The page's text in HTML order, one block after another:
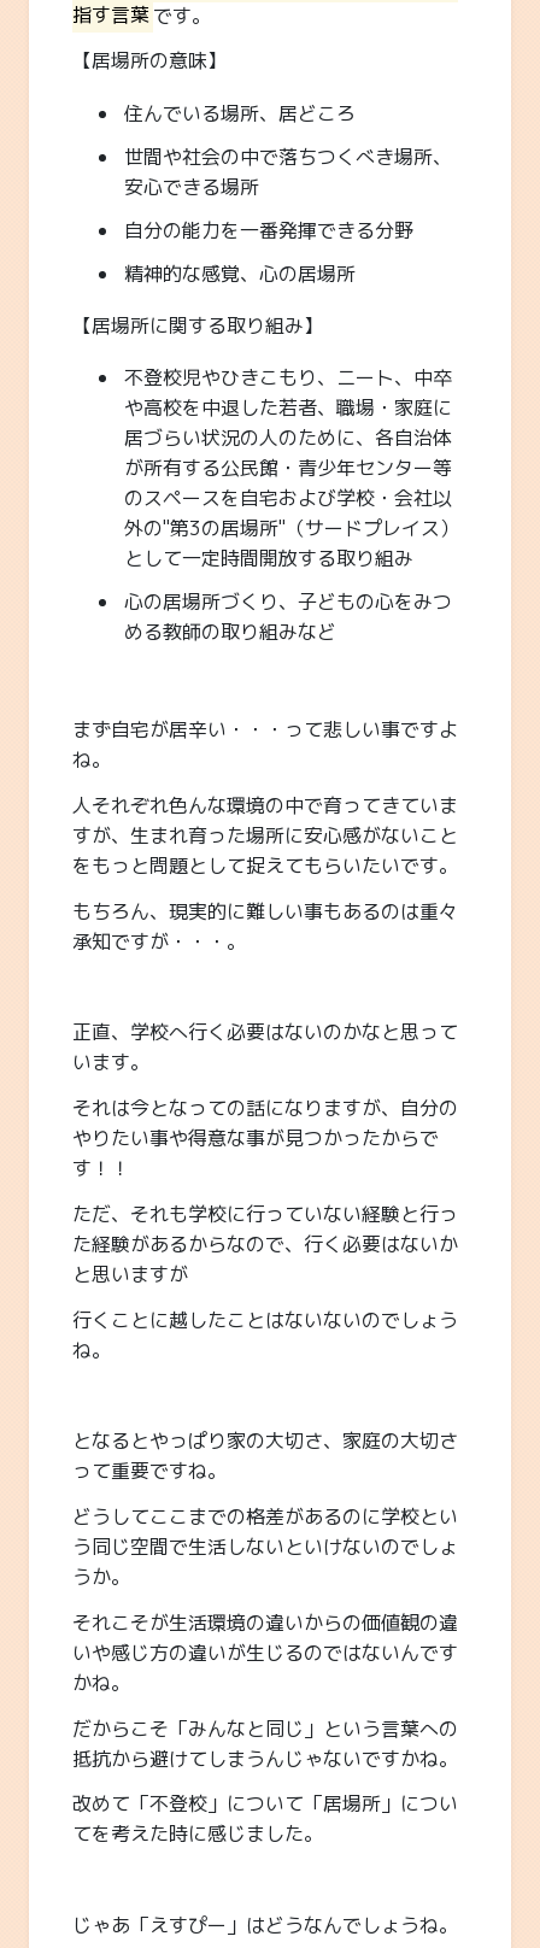
指す言葉です。
【居場所の意味】
住んでいる場所、居どころ
世間や社会の中で落ちつくべき場所、
安心できる場所
自分の能力を一番発揮できる分野
精神的な感覚、心の居場所
【居場所に関する取り組み】
不登校児やひきこもり、ニート、中卒
や高校を中退した若者、職場・家庭に
居づらい状況の人のために、各自治体
が所有する公民館・青少年センター等
のスペースを自宅および学校・会社以
外の"第3の居場所"（サードプレイス）
として一定時間開放する取り組み
心の居場所づくり、子どもの心をみつ
める教師の取り組みなど
まず自宅が居辛い・・・って悲しい事ですよ
ね。
人それぞれ色んな環境の中で育ってきていま
すが、生まれ育った場所に安心感がないこと
をもっと問題として捉えてもらいたいです。
もちろん、現実的に難しい事もあるのは重々
承知ですが・・・。
正直、学校へ行く必要はないのかなと思って
います。
それは今となっての話になりますが、自分の
やりたい事や得意な事が見つかったからで
す！！
ただ、それも学校に行っていない経験と行っ
た経験があるからなので、行く必要はないか
と思いますが
行くことに越したことはないないのでしょう
ね。
となるとやっぱり家の大切さ、家庭の大切さ
って重要ですね。
どうしてここまでの格差があるのに学校とい
う同じ空間で生活しないといけないのでしょ
うか。
それこそが生活環境の違いからの価値観の違
いや感じ方の違いが生じるのではないんです
かね。
だからこそ「みんなと同じ」という言葉への
抵抗から避けてしまうんじゃないですかね。
改めて「不登校」について「居場所」につい
てを考えた時に感じました。
じゃあ「えすぴー」はどうなんでしょうね。